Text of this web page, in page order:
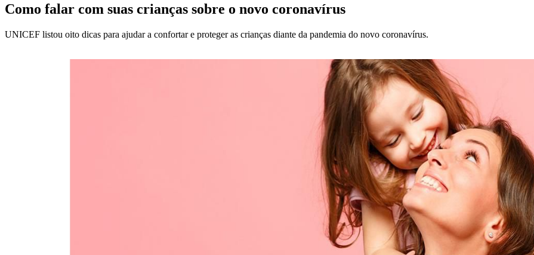
Como falar com suas crianças sobre o novo coronavírus
UNICEF listou oito dicas para ajudar a confortar e proteger as crianças diante da pandemia do novo coronavírus.